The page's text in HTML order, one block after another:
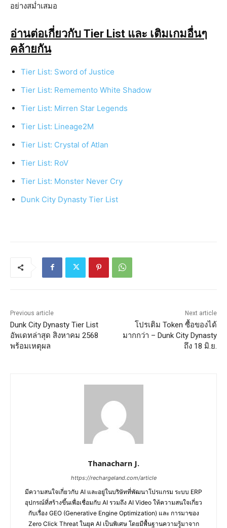
อย่างสม่ำเสมอ
อ่านต่อเกี่ยวกับ Tier List และ เติมเกมอื่นๆ
คล้ายกัน
Tier List: Sword of Justice
Tier List: Rememento White Shadow
Tier List: Mirren Star Legends
Tier List: Lineage2M
Tier List: Crystal of Atlan
Tier List: RoV
Tier List: Monster Never Cry
Dunk City Dynasty Tier List
Previous article
Dunk City Dynasty Tier List
อัพเดทล่าสุด สิงหาคม 2568
พร้อมเหตุผล
Next article
โปรเติม Token ซื้อของได้
มากกว่า – Dunk City Dynasty
ถึง 18 มิ.ย.
Thanacharn J.
https://rechargeland.com/article
มีความสนใจเกี่ยวกับ AI และอยู่ในบริษัทที่พัฒนาโปรแกรม ระบบ ERP
อุปกรณ์ที่สร้างขึ้นเพื่อเชื่อมกับ AI รวมถึง AI Video ให้ความสนใจเกี่ยว
กับเรื่อง GEO (Generative Engine Optimization) และ การมาของ
Zero Click Threat ในยุค AI เป็นพิเศษ โดยมีพื้นฐานความรู้มาจาก